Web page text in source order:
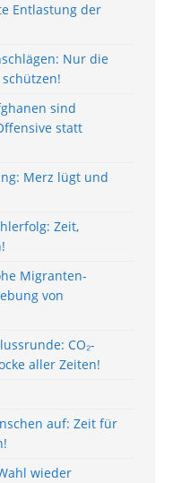
Entlastung der
Nur die
sind
statt
Merz lügt und
Zeit,
Migranten-
von
CO₂-
aller Zeiten!
auf: Zeit für
wieder